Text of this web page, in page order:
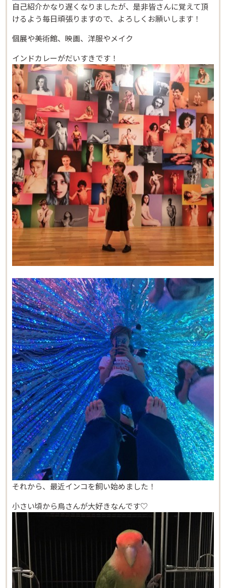
自己紹介かなり遅くなりましたが、是非皆さんに覚えて頂
けるよう毎日頑張りますので、よろしくお願いします！
個展や美術館、映画、洋服やメイク
インドカレーがだいすきです！
それから、最近インコを飼い始めました！
小さい頃から鳥さんが大好きなんです♡